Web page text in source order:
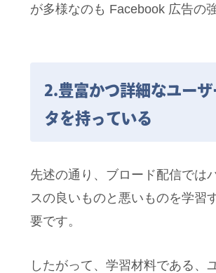
が多様なのも Facebook 広告の
2.豊富かつ詳細なユーザ
タを持っている
先述の通り、ブロード配信では
スの良いものと悪いものを学習
要です。
したがって、学習材料である、